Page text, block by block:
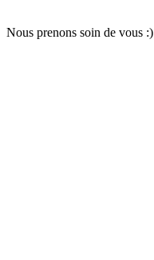
Nous prenons soin de vous :)